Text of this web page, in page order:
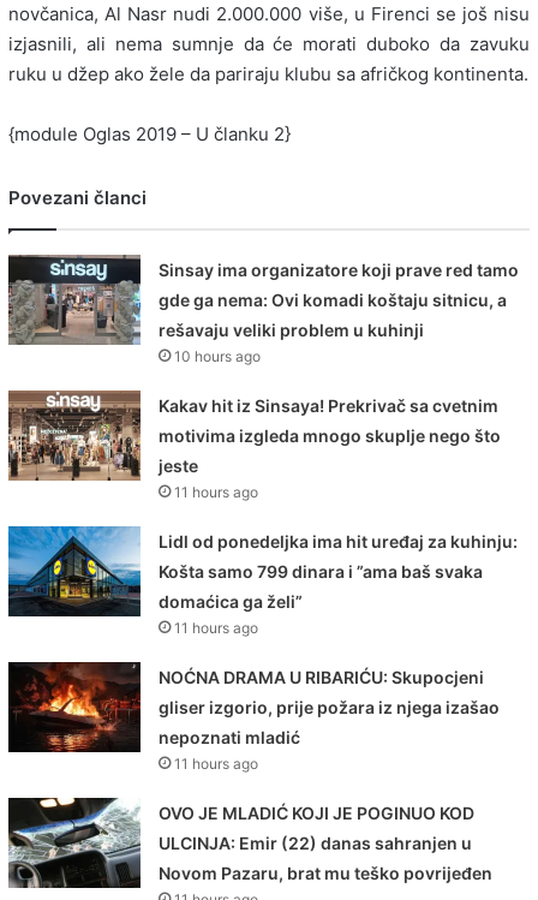
novčanica, Al Nasr nudi 2.000.000 više, u Firenci se još nisu
izjasnili, ali nema sumnje da će morati duboko da zavuku
ruku u džep ako žele da pariraju klubu sa afričkog kontinenta.
{module Oglas 2019 – U članku 2}
Povezani članci
Sinsay ima organizatore koji prave red tamo
gde ga nema: Ovi komadi koštaju sitnicu, a
rešavaju veliki problem u kuhinji
10 hours ago
Kakav hit iz Sinsaya! Prekrivač sa cvetnim
motivima izgleda mnogo skuplje nego što
jeste
11 hours ago
Lidl od ponedeljka ima hit uređaj za kuhinju:
Košta samo 799 dinara i ”ama baš svaka
domaćica ga želi”
11 hours ago
NOĆNA DRAMA U RIBARIĆU: Skupocjeni
gliser izgorio, prije požara iz njega izašao
nepoznati mladić
11 hours ago
OVO JE MLADIĆ KOJI JE POGINUO KOD
ULCINJA: Emir (22) danas sahranjen u
Novom Pazaru, brat mu teško povrijeđen